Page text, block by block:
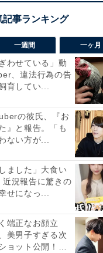
一週間 一ヶ月
わせている」動
、違法行為の告
育してい...
の彼氏、『お
』と報告。「も
ない方が...
ました」大食い
況報告に驚きの
せになっ...
端正なお顔立
美男子すぎる次
ョット公開！